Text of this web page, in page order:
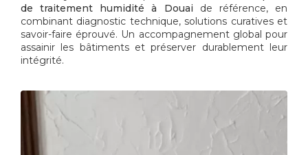
de traitement humidité à Douai de référence, en
combinant diagnostic technique, solutions curatives et
savoir-faire éprouvé. Un accompagnement global pour
assainir les bâtiments et préserver durablement leur
intégrité.